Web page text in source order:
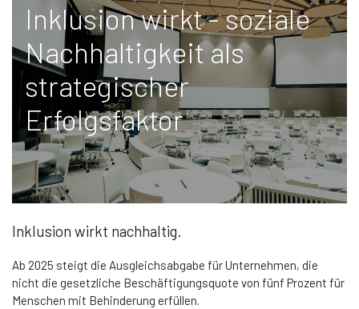
Inklusion wirkt - soziale
Nachhaltigkeit als
strategischer
Erfolgsfaktor
Inklusion wirkt nachhaltig.
Ab 2025 steigt die Ausgleichsabgabe für Unternehmen, die
nicht die gesetzliche Beschäftigungsquote von fünf Prozent für
Menschen mit Behinderung erfüllen.